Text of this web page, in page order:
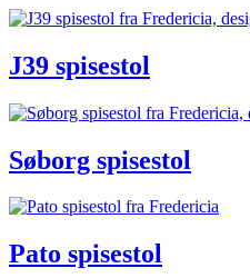
J39 spisestol
Søborg spisestol
Pato spisestol